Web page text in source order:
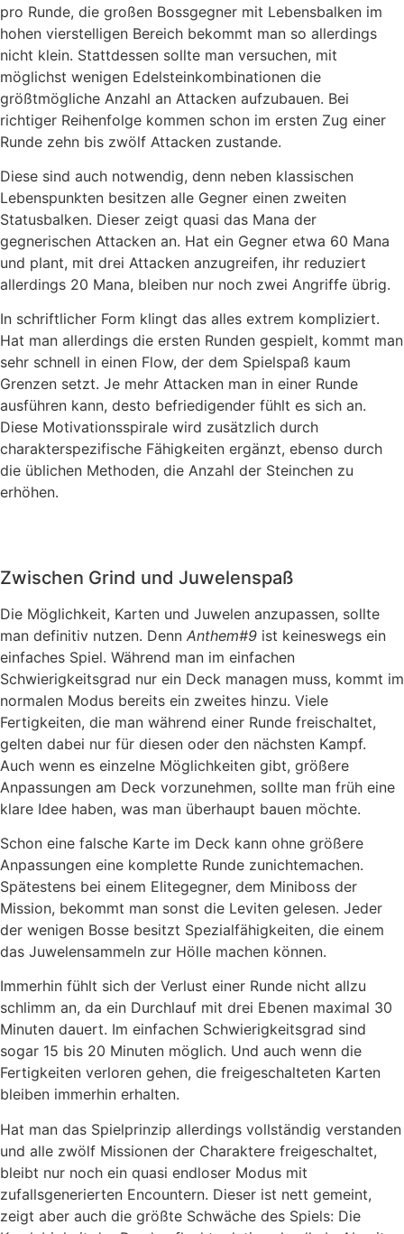
pro Runde, die großen Bossgegner mit Lebensbalken im
hohen vierstelligen Bereich bekommt man so allerdings
nicht klein. Stattdessen sollte man versuchen, mit
möglichst wenigen Edelsteinkombinationen die
größtmögliche Anzahl an Attacken aufzubauen. Bei
richtiger Reihenfolge kommen schon im ersten Zug einer
Runde zehn bis zwölf Attacken zustande.
Diese sind auch notwendig, denn neben klassischen
Lebenspunkten besitzen alle Gegner einen zweiten
Statusbalken. Dieser zeigt quasi das Mana der
gegnerischen Attacken an. Hat ein Gegner etwa 60 Mana
und plant, mit drei Attacken anzugreifen, ihr reduziert
allerdings 20 Mana, bleiben nur noch zwei Angriffe übrig.
In schriftlicher Form klingt das alles extrem kompliziert.
Hat man allerdings die ersten Runden gespielt, kommt man
sehr schnell in einen Flow, der dem Spielspaß kaum
Grenzen setzt. Je mehr Attacken man in einer Runde
ausführen kann, desto befriedigender fühlt es sich an.
Diese Motivationsspirale wird zusätzlich durch
charakterspezifische Fähigkeiten ergänzt, ebenso durch
die üblichen Methoden, die Anzahl der Steinchen zu
erhöhen.
Zwischen Grind und Juwelenspaß
Die Möglichkeit, Karten und Juwelen anzupassen, sollte
man definitiv nutzen. Denn Anthem#9 ist keineswegs ein
einfaches Spiel. Während man im einfachen
Schwierigkeitsgrad nur ein Deck managen muss, kommt im
normalen Modus bereits ein zweites hinzu. Viele
Fertigkeiten, die man während einer Runde freischaltet,
gelten dabei nur für diesen oder den nächsten Kampf.
Auch wenn es einzelne Möglichkeiten gibt, größere
Anpassungen am Deck vorzunehmen, sollte man früh eine
klare Idee haben, was man überhaupt bauen möchte.
Schon eine falsche Karte im Deck kann ohne größere
Anpassungen eine komplette Runde zunichtemachen.
Spätestens bei einem Elitegegner, dem Miniboss der
Mission, bekommt man sonst die Leviten gelesen. Jeder
der wenigen Bosse besitzt Spezialfähigkeiten, die einem
das Juwelensammeln zur Hölle machen können.
Immerhin fühlt sich der Verlust einer Runde nicht allzu
schlimm an, da ein Durchlauf mit drei Ebenen maximal 30
Minuten dauert. Im einfachen Schwierigkeitsgrad sind
sogar 15 bis 20 Minuten möglich. Und auch wenn die
Fertigkeiten verloren gehen, die freigeschalteten Karten
bleiben immerhin erhalten.
Hat man das Spielprinzip allerdings vollständig verstanden
und alle zwölf Missionen der Charaktere freigeschaltet,
bleibt nur noch ein quasi endloser Modus mit
zufallsgenerierten Encountern. Dieser ist nett gemeint,
zeigt aber auch die größte Schwäche des Spiels: Die